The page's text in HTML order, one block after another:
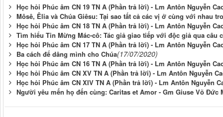
Học hỏi Phúc âm CN 19 TN A (Phần trả lời) - Lm Antôn Nguyễn
Môsê, Êlia và Chúa Giêsu: Tại sao tất cả các vị ở cùng với nhau
Học hỏi Phúc âm CN 18 TN A (Phần trả lời) - Lm Antôn Nguyễn
Tìm hiểu Tin Mừng Mác-cô: Tác giả giao tiếp với độc giả qua câu
Học hỏi Phúc âm CN 17 TN A (Phần trả lời) - Lm Antôn Nguyễn
Ba cách để dâng mình cho Chúa(17/07/2020)
Học hỏi Phúc âm CN 16 TN A (Phần trả lời) - Lm Antôn Nguyễn
Học hỏi Phúc âm CN XV TN A (Phần trả lời) - ​​​​​​​Lm Antôn Nguyễn
Học hỏi Phúc âm CN XIV TN A (Phần trả lời) - ​​​​​​​Lm Antôn Nguyễn
Người yêu mến họ đến cùng: Caritas et Amor - Gm Giuse Võ Đức